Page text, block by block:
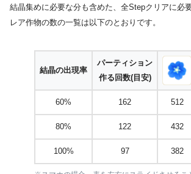
結晶集めに必要な分も含めた、全Stepクリアに必
レア作物の数の一覧は以下のとおりです。
結晶の出現率
パーティション
作る回数(目安)
60% 162 512
80% 122 432
100% 97 382